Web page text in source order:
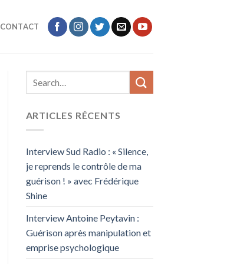
CONTACT
ARTICLES RÉCENTS
Interview Sud Radio : « Silence,
je reprends le contrôle de ma
guérison ! » avec Frédérique
Shine
Interview Antoine Peytavin :
Guérison après manipulation et
emprise psychologique